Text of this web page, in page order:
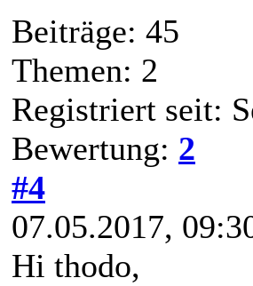
Beiträge: 45
Themen: 2
Registriert seit:
Bewertung: 2
#4
07.05.2017,
Hi thodo,